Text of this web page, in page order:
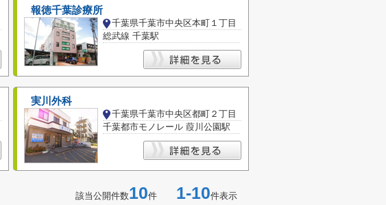
報徳千葉診療所
千葉県千葉市中央区本町１丁目
総武線 千葉駅
実川外科
千葉県千葉市中央区都町２丁目
千葉都市モノレール 葭川公園駅
該当公開件数10件 1-10件表示